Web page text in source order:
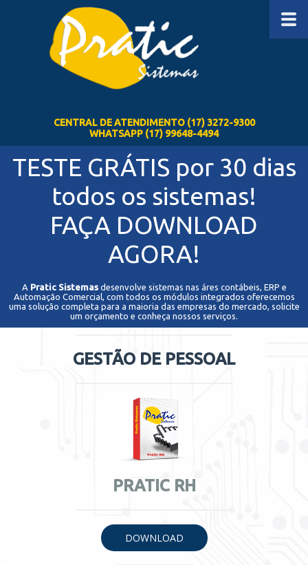
CENTRAL DE ATENDIMENTO (17) 3272-9300
WHATSAPP (17) 99648-4494
TESTE GRÁTIS por 30 dias
todos os sistemas!
FAÇA DOWNLOAD
AGORA!
A Pratic Sistemasdesenvolve sistemas nas áres contábeis, ERP e
Automação Comercial, com todos os módulos integrados oferecemos
uma solução completa para a maioria das empresas do mercado, solicite
um orçamento e conheça nossos serviços.
GESTÃO DE PESSOAL
PRATIC RH
DOWNLOAD